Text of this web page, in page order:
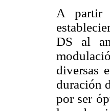
A partir
DS al
diversas
duración
por ser